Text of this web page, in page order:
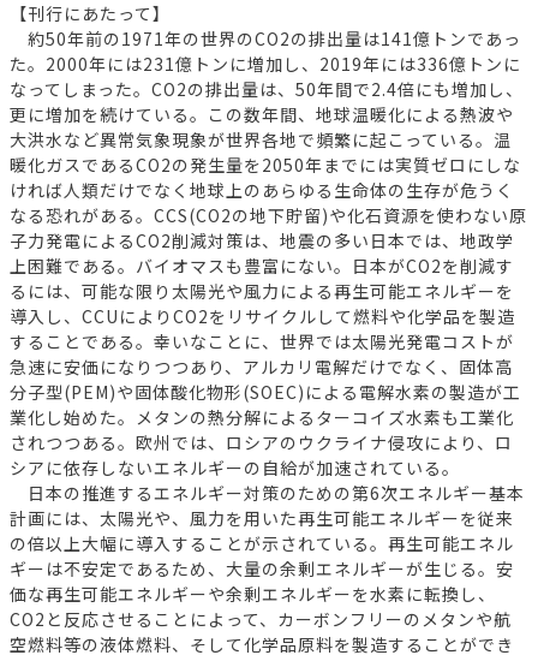
【刊行にあたって】
約50年前の1971年の世界のCO2の排出量は141億トンであっ
た。2000年には231億トンに増加し、2019年には336億トンに
なってしまった。CO2の排出量は、50年間で2.4倍にも増加し、
更に増加を続けている。この数年間、地球温暖化による熱波や
大洪水など異常気象現象が世界各地で頻繁に起こっている。温
暖化ガスであるCO2の発生量を2050年までには実質ゼロにしな
ければ人類だけでなく地球上のあらゆる生命体の生存が危うく
なる恐れがある。CCS(CO2の地下貯留)や化石資源を使わない原
子力発電によるCO2削減対策は、地震の多い日本では、地政学
上困難である。バイオマスも豊富にない。日本がCO2を削減す
るには、可能な限り太陽光や風力による再生可能エネルギーを
導入し、CCUによりCO2をリサイクルして燃料や化学品を製造
することである。幸いなことに、世界では太陽光発電コストが
急速に安価になりつつあり、アルカリ電解だけでなく、固体高
分子型(PEM)や固体酸化物形(SOEC)による電解水素の製造が工
業化し始めた。メタンの熱分解によるターコイズ水素も工業化
されつつある。欧州では、ロシアのウクライナ侵攻により、ロ
シアに依存しないエネルギーの自給が加速されている。
日本の推進するエネルギー対策のための第6次エネルギー基本
計画には、太陽光や、風力を用いた再生可能エネルギーを従来
の倍以上大幅に導入することが示されている。再生可能エネル
ギーは不安定であるため、大量の余剰エネルギーが生じる。安
価な再生可能エネルギーや余剰エネルギーを水素に転換し、
CO2と反応させることによって、カーボンフリーのメタンや航
空燃料等の液体燃料、そして化学品原料を製造することができ